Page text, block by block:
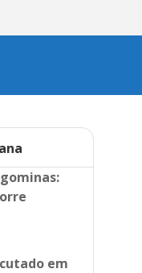
em